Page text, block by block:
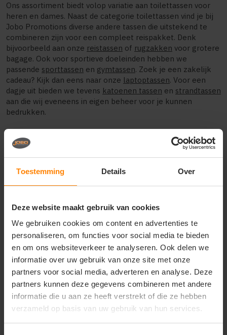
Toestemming Details Over
Deze website maakt gebruik van cookies
We gebruiken cookies om content en advertenties te
personaliseren, om functies voor social media te bieden
en om ons websiteverkeer te analyseren. Ook delen we
informatie over uw gebruik van onze site met onze
partners voor social media, adverteren en analyse. Deze
partners kunnen deze gegevens combineren met andere
informatie die u aan ze heeft verstrekt of die ze hebben
verzameld op basis van uw gebruik van hun services.
Ons assortiment biedt volop variatie aan toilettassen voor
heren en dames. Naast de categorie toilettassen vind je bij
Jobo Promotions diverse andere tassen die uitstekend te
combineren zijn voor een compleet reispakket. Denk
bijvoorbeeld aan onze reistassen of rugzakken voor grotere
bagage. Ook voor sportieve doeleinden hebben we
passende sporttassen en gymtassen. Zoek je een zakelijk
cadeau? Kijk dan eens naar onze laptoptassen. Voor een
dagje uit bieden we tevens katoenen tassen en strandtassen
aan die wij eveneens in eigen beheer voor je kunnen
bedrukken.
Kleine oplages en snelle
levering in de Benelux
te nemen; ook voor kleinere projecten kun je bij ons
terecht. Of je nu een toilettas bedrukken wilt voor een klein
scherpe prijzen voor elke oplage. Omdat al onze kleding en
accessoires in onze eigen drukkerij worden verwerkt,
kunnen we een zeer snelle levering garanderen. In de
meeste gevallen heb je jouw bestelling binnen drie
werkdagen al in huis in de gehele Benelux. Deze snelheid,
gecombineerd met onze focus op kwaliteit en service,
maakt ons de ideale partner voor al je bedrukte
promotieartikelen.
Vraag een offerte aan voor
toilettas bedrukken